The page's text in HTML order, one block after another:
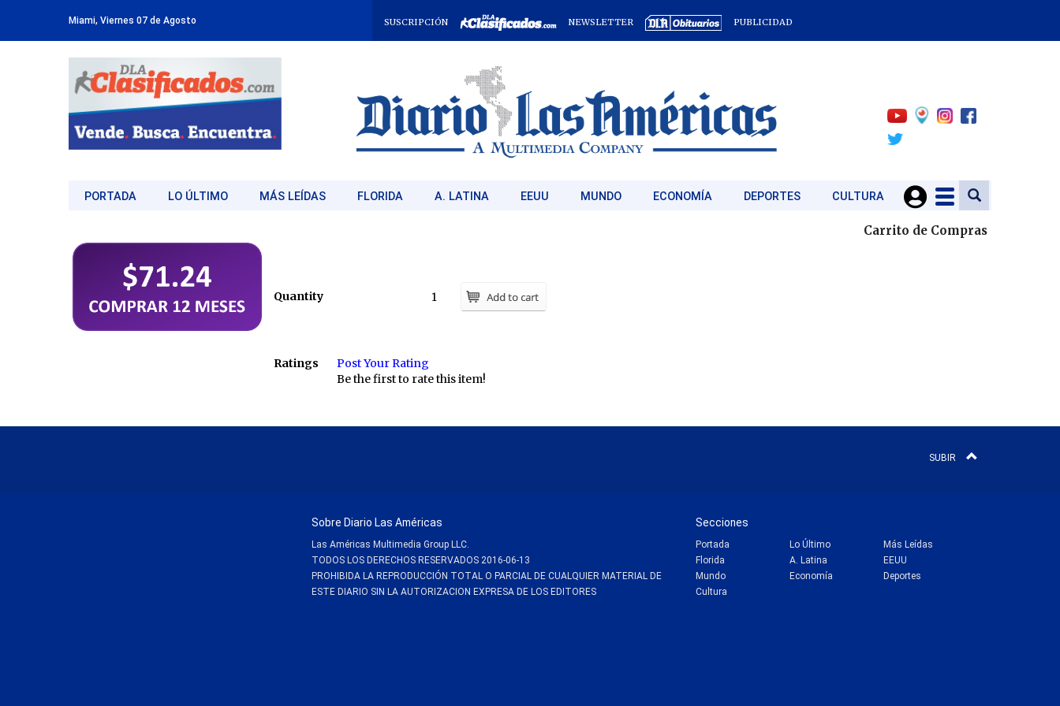
Miami, Viernes 07 de Agosto SUSCRIPCIÓN NEWSLETTER PUBLICIDAD
PORTADA LO ÚLTIMO MÁS LEÍDAS FLORIDA A. LATINA EEUU MUNDO ECONOMÍA DEPORTES CULTURA
Carrito de Compras
Quantity
Ratings
Post Your Rating
Be the first to rate this item!
SUBIR
Secciones
Portada Lo Último
Más Leídas
Florida
A. Latina
EEUU
Mundo
Economía
Deportes
Cultura
Sobre Diario Las Américas
Las Américas Multimedia Group LLC.
TODOS LOS DERECHOS RESERVADOS2016-06-13
PROHIBIDA LA REPRODUCCIÓN TOTAL O PARCIAL DE CUALQUIER MATERIAL DE
ESTE DIARIO SIN LA AUTORIZACION EXPRESA DE LOS EDITORES